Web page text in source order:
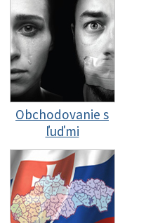
Obchodovanie s
ľuďmi